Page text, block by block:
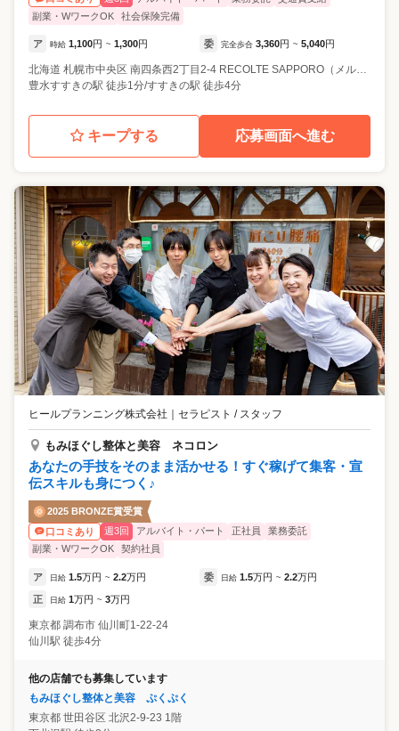
副業・WワークOK
社会保険完備
ア 時給 1,100円 ~ 1,300円 委 完全歩合 3,360円 ~ 5,040円
北海道 札幌市中央区 南四条西2丁目2-4 RECOLTE SAPPORO（メルキュールホテル）2F
豊水すすきの駅 徒歩1分/すすきの駅 徒歩4分
キープする 応募画面へ進む
ヒールプランニング株式会社 ｜ セラピスト / スタッフ
もみほぐし整体と美容 ネコロン
あなたの手技をそのまま活かせる！すぐ稼げて集客・宣
伝スキルも身につく♪
2025 BRONZE賞受賞
口コミあり
週3回 アルバイト・パート 正社員
業務委託
副業・WワークOK
契約社員
ア 日給 1.5万円 ~ 2.2万円 委 日給 1.5万円 ~ 2.2万円
正 日給 1万円 ~ 3万円
東京都 調布市 仙川町1-22-24
仙川駅 徒歩4分
他の店舗でも募集しています
もみほぐし整体と美容 ぷくぷく
東京都 世田谷区 北沢2-9-23 1階